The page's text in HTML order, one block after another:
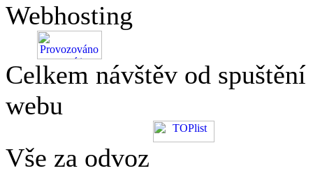
Webhosting
Celkem návštěv od spuštění
webu
Vše za odvoz